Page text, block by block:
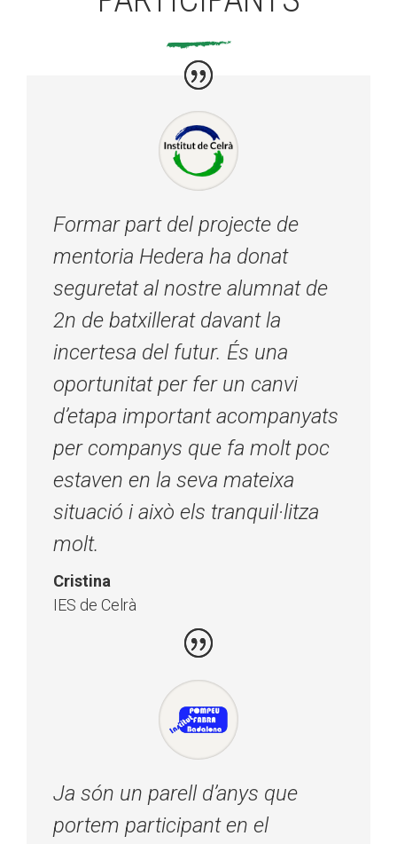
Formar part del projecte de
mentoria Hedera ha donat
seguretat al nostre alumnat de
2n de batxillerat davant la
incertesa del futur. És una
oportunitat per fer un canvi
d’etapa important acompanyats
per companys que fa molt poc
estaven en la seva mateixa
situació i això els tranquil·litza
molt.
Cristina
IES de Celrà
Ja són un parell d’anys que
portem participant en el